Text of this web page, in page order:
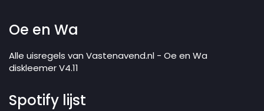
Oe en Wa
Alle uisregels van Vastenavend.nl - Oe en Wa
diskleemer V4.11
Spotify lijst